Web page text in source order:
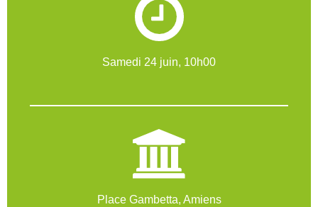
Samedi 24 juin, 10h00
Place Gambetta, Amiens